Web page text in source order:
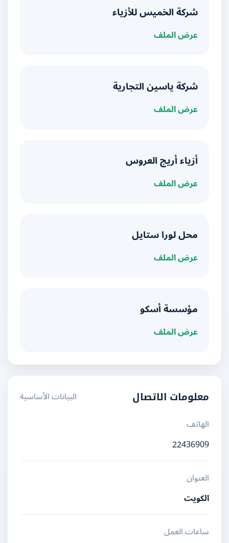
شركة الخميس للأزياء
عرض الملف
شركة ياسين التجارية
عرض الملف
أزياء أريج العروس
عرض الملف
محل لورا ستايل
عرض الملف
مؤسسة أسكو
عرض الملف
معلومات الاتصال
البيانات الأساسية
الهاتف
22436909
العنوان
الكويت
ساعات العمل